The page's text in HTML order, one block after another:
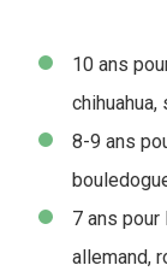
10 ans
chihuahua,
8-9 ans
7 ans pour
allemand,